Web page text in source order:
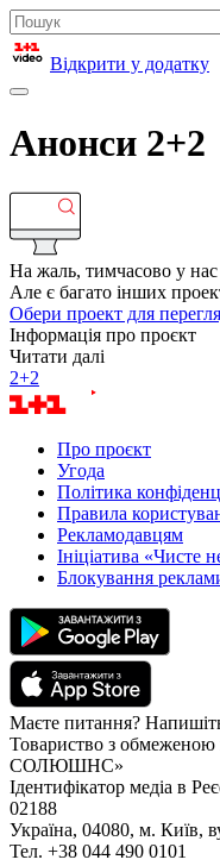
Відкрити у додатку
Анонси 2+2
На жаль, тимчасово у нас
Але є багато інших
Обери проект для
Інформація про проєкт
Читати далі
2+2
Про проєкт
Угода
Політика
Правила
Рекламодавцям
Ініціатива «Чисте
Блокування
Маєте питання?
Товариство з
СОЛЮШНС»
Ідентифікатор медіа в
02188
Україна, 04080, м. Київ,
Тел. +38 044 490 0101